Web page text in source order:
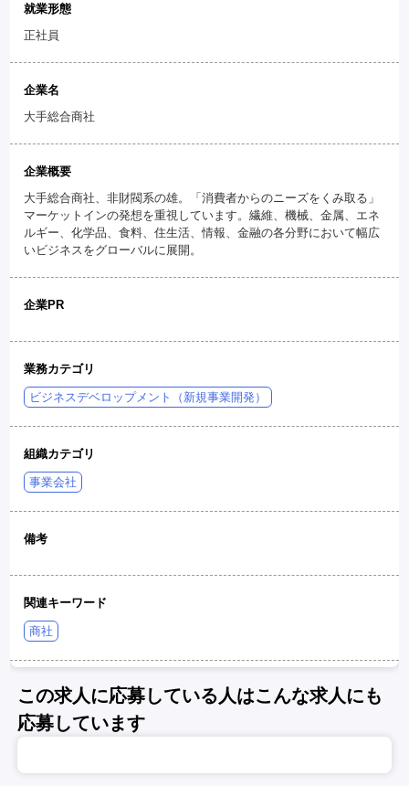
就業形態
正社員
企業名
大手総合商社
企業概要
大手総合商社、非財閥系の雄。「消費者からのニーズをくみ取る」
マーケットインの発想を重視しています。繊維、機械、金属、エネ
ルギー、化学品、食料、住生活、情報、金融の各分野において幅広
いビジネスをグローバルに展開。
企業PR
業務カテゴリ
ビジネスデベロップメント（新規事業開発）
組織カテゴリ
事業会社
備考
関連キーワード
商社
この求人に応募している人はこんな求人にも
応募しています